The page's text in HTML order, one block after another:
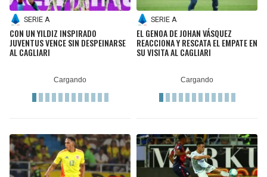
SERIE A
CON UN YILDIZ INSPIRADO
JUVENTUS VENCE SIN DESPEINARSE
AL CAGLIARI
SERIE A
EL GENOA DE JOHAN VÁSQUEZ
REACCIONA Y RESCATA EL EMPATE EN
SU VISITA AL CAGLIARI